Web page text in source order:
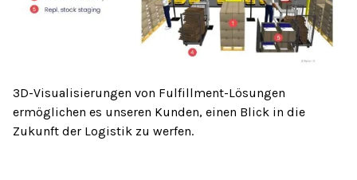
3D-Visualisierungen von Fulfillment-Lösungen
ermöglichen es unseren Kunden, einen Blick in die
Zukunft der Logistik zu werfen.